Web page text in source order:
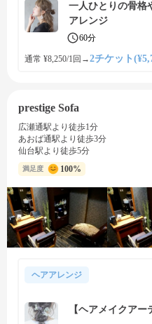
一人ひとりの骨格
アレンジ
60分
通常 ¥8,250/1回 →2チケット
prestige Sofa
広瀬通駅より徒歩1分
あおば通駅より徒歩3分
仙台駅より徒歩5分
満足度 100%
ヘアアレンジ
【ヘアメイクア